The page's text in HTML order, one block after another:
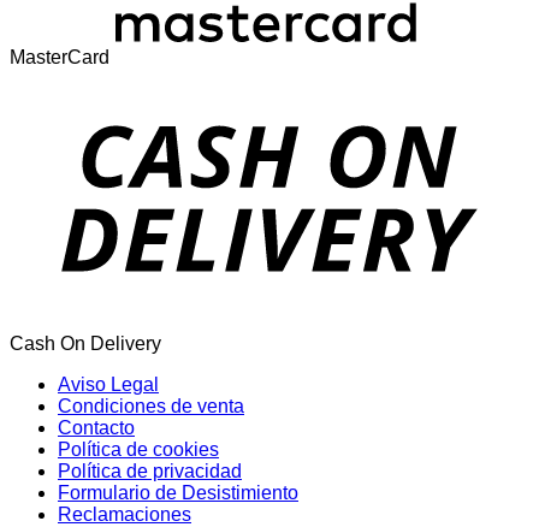
MasterCard
Cash On Delivery
Aviso Legal
Condiciones de venta
Contacto
Política de cookies
Política de privacidad
Formulario de Desistimiento
Reclamaciones